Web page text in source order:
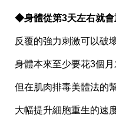
◆身體從第3天左右就會
反覆的強力刺激可以破壞
身體本來至少要花3個月
但在肌肉排毒美體法的幫
大幅提升細胞重生的速度